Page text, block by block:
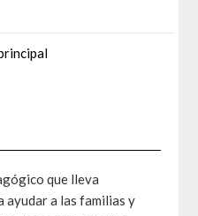
que lleva
ayudar a las familias y